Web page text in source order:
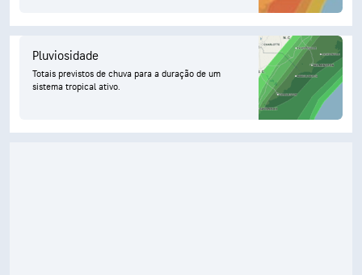
Pluviosidade
Totais previstos de chuva para a duração de um
sistema tropical ativo.